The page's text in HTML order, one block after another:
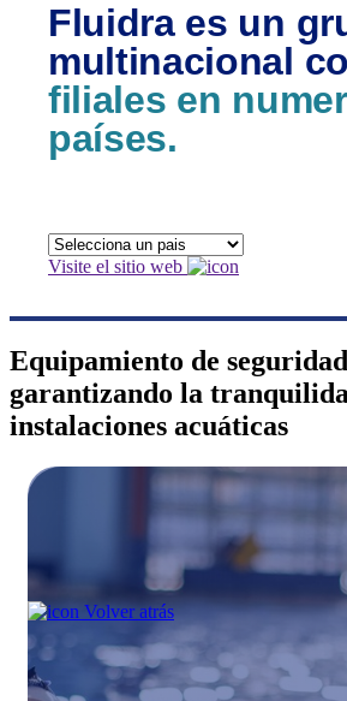
Fluidra es un
multinacional
filiales en
países.
Visite el sitio web
Equipamiento de
garantizando la
instalaciones acuáticas
Volver atrás